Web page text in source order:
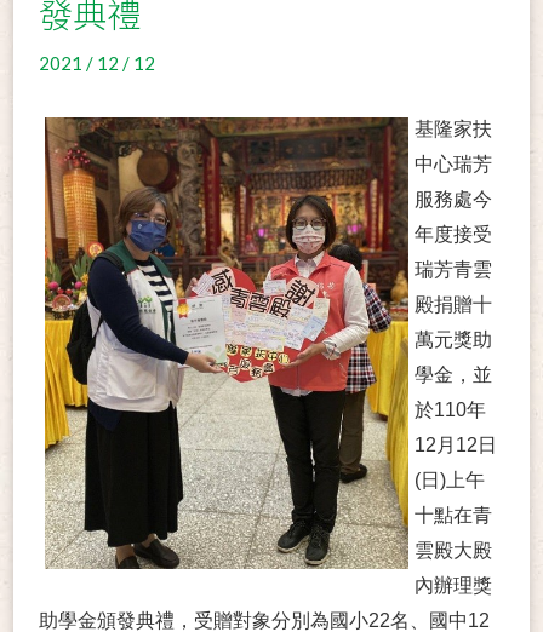
發典禮
2021 / 12 / 12
基隆家扶
中心瑞芳
服務處今
年度接受
瑞芳青雲
殿捐贈十
萬元獎助
學金，並
於110年
12月12日
(日)上午
十點在青
雲殿大殿
內辦理獎
助學金頒發典禮，受贈對象分別為國小22名、國中12